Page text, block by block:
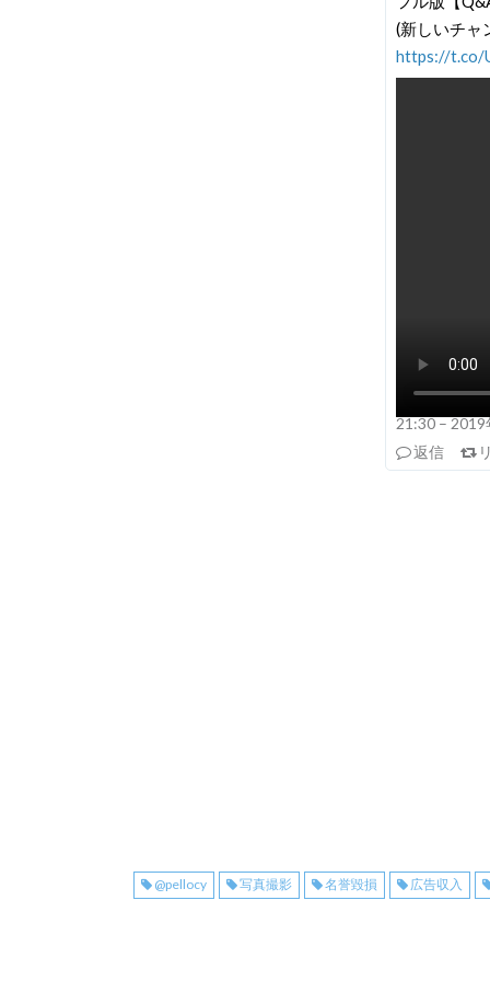
(新しいチャ
https://t.co/
21:30 –
返信
@pellocy 写真撮影 名誉毀損 広告収入